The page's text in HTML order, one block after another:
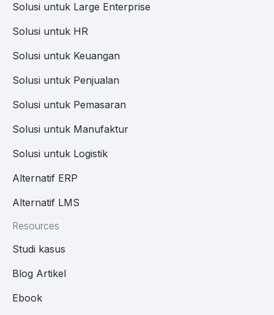
Solusi untuk Large Enterprise
Solusi untuk HR
Solusi untuk Keuangan
Solusi untuk Penjualan
Solusi untuk Pemasaran
Solusi untuk Manufaktur
Solusi untuk Logistik
Alternatif ERP
Alternatif LMS
Resources
Studi kasus
Blog Artikel
Ebook